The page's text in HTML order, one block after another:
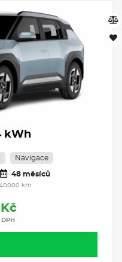
kWh
Navigace
48 měsíců
km